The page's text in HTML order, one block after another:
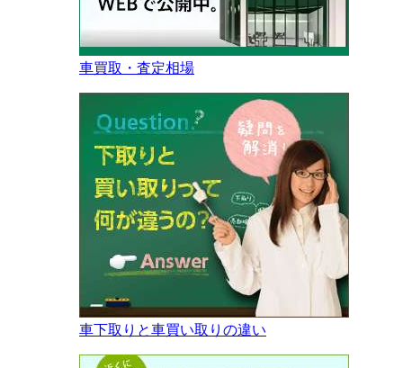
車買取・査定相場
車下取りと車買い取りの違い